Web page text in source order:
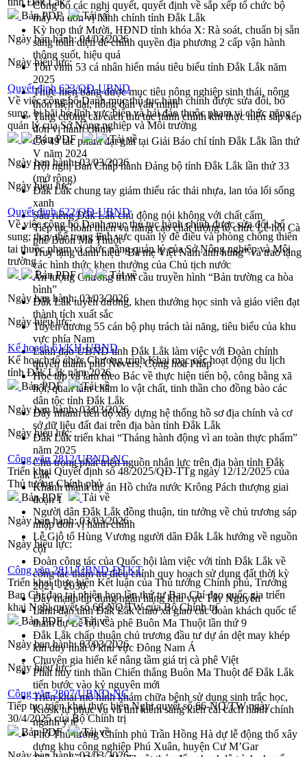
Công bố các nghị quyết, quyết định về sắp xếp tổ chức bộ
máy và đơn vị hành chính tỉnh Đắk Lắk
Kỳ họp thứ Mười, HĐND tỉnh khóa X: Rà soát, chuẩn bị sẵn
sàng toàn diện để chính quyền địa phương 2 cấp vận hành
thông suốt, hiệu quả
Tôn vinh 53 cá nhân hiến máu tiêu biểu tỉnh Đắk Lắk năm
2025
Thực hiện bằng được mục tiêu nông nghiệp sinh thái, nông
thôn hiện đại, nông dân văn minh
Tăng cường cải cách thủ tục hành chính khi thực hiện sắp xếp
đơn vị hành chính
Có 49 tác phẩm đạt giải tại Giải Báo chí tỉnh Đắk Lắk lần thứ
V năm 2024
Hội nghị Ban Chấp hành Đảng bộ tỉnh Đắk Lắk lần thứ 33
(mở rộng)
Đắk Lắk chung tay giảm thiểu rác thải nhựa, lan tỏa lối sống
xanh
Sầu riêng Đắk Lắk chủ động nói không với chất cấm
Tiếp tục hoàn thiện và nâng cao chất lượng tổ chức Lễ hội Cà
phê Buôn Ma Thuột
Truy tặng danh hiệu “Bà mẹ Việt Nam anh hùng” và trao tặng
các hình thức khen thưởng của Chủ tịch nước
Ấn tượng Chương trình cầu truyền hình “Bản trường ca hòa
bình”
Đắk Lắk tuyên dương, khen thưởng học sinh và giáo viên đạt
thành tích xuất sắc
Tuyên dương 55 cán bộ phụ trách tài năng, tiêu biểu của khu
vực phía Nam
Lãnh đạo UBND tỉnh Đắk Lắk làm việc với Đoàn chính
quyền thành phố Nevers, Cộng hòa Pháp
Học tập và làm theo Bác về thực hiện tiến bộ, công bằng xã
hội; quan tâm chăm lo vật chất, tinh thần cho đồng bào các
dân tộc tỉnh Đắk Lắk
Đẩy nhanh tiến độ xây dựng hệ thống hồ sơ địa chính và cơ
sở dữ liệu đất đai trên địa bàn tỉnh Đắk Lắk
Đắk Lắk triển khai “Tháng hành động vì an toàn thực phẩm”
năm 2025
Chú trọng phát triển nguồn nhân lực trên địa bàn tỉnh Đắk
Lắk
Khánh thành dự án Hồ chứa nước Krông Pách thượng giai
đoạn 1
Người dân Đắk Lắk đồng thuận, tin tưởng về chủ trương sáp
nhập đơn vị hành chính
Lễ Giỗ tổ Hùng Vương người dân Đắk Lắk hướng về nguồn
cội
Đoàn công tác của Quốc hội làm việc với tỉnh Đắk Lắk về
công tác thẩm tra điều chỉnh quy hoạch sử dụng đất thời kỳ
2021 - 2030
Đẩy mạnh tín dụng ngân hàng khu vực Tây Nguyên
Lãnh đạo tỉnh Đắk Lắk chào xã giao các đoàn khách quốc tế
tham dự Lễ hội Cà phê Buôn Ma Thuột lần thứ 9
Đắk Lắk chấp thuận chủ trương đầu tư dự án dệt may khép
kín duy nhất ở khu vực Đông Nam Á
Chuyên gia hiến kế nâng tầm giá trị cà phê Việt
Phát huy tinh thần Chiến thắng Buôn Ma Thuột để Đắk Lắk
tiến bước vào kỷ nguyên mới
Triển khai mô hình khám chữa bệnh sử dụng sinh trắc học,
Kiosk tự phục vụ và tìm kiếm sáng kiến cải cách hành chính
ngành y tế
Phó Thủ tướng Chính phủ Trần Hồng Hà dự lễ động thổ xây
dựng khu công nghiệp Phú Xuân, huyện Cư M’Gar
Bản PDF
Tải về
Ngày ban hành:04/03/2026
Ngày hiệu lực:
Quyết định 623/QĐ-UBND
Về việc công bố Danh mục thủ tục hành chính được sửa đổi, bổ
sung, bị bãi bỏ lĩnh vực biển và hải đảo thuộc phạm vi chức năng
quản lý của Sở Nông nghiệp và Môi trường
Bản PDF
Tải về
Ngày ban hành:03/03/2026
Ngày hiệu lực:
Quyết định 622/QĐ-UBND
Về việc công bố Danh mục thủ tục hành chính được sửa đổi, bổ
sung; thay thế trong lĩnh vực quản lý đê điều và phòng chống thiên
tai thuộc phạm vi chức năng quản lý của Sở Nông nghiệp và Môi
trường
Bản PDF
Tải về
Ngày ban hành:03/03/2026
Ngày hiệu lực:
Kế hoạch 61/KH-UBND
Kế hoạch tổ chức Chương trình Khai mạc các hoạt động du lịch
tỉnh Đắk Lắk năm 2026
Bản PDF
Tải về
Ngày ban hành:03/03/2026
Ngày hiệu lực:
Công văn 2812/UBND-NC
Triển khai Quyết định số 48/2025/QĐ-TTg ngày 12/12/2025 của
Thủ tướng Chính phủ
Bản PDF
Tải về
Ngày ban hành:03/03/2026
Ngày hiệu lực:
Công văn 2811/UBND-ĐTKT
Triển khai thực hiện Kết luận của Thủ tướng Chính phủ, Trưởng
Ban Chỉ đạo tại phiên họp lần thứ tư Ban Chỉ đạo quốc gia triển
khai Nghị quyết số 68-NQ/TW của Bộ Chính trị
Bản PDF
Tải về
Ngày ban hành:03/03/2026
Ngày hiệu lực:
Công văn 2807/UBND-NC
Tiếp tục triển khai thực hiện Nghị quyết số 66-NQ/TW ngày
30/4/2025 của Bộ Chính trị
Bản PDF
Tải về